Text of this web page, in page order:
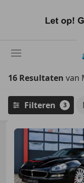
naar
16 Resultaten van
Filteren 3